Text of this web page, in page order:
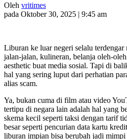
Oleh vritimes
pada Oktober 30, 2025 | 9:45 am
Liburan ke luar negeri selalu
jalan-jalan, kulineran, belanja oleh-
aesthetic buat media sosial. Tapi di
hal yang sering luput dari perhatian
alias scam.
Ya, bukan cuma di film atau video
tertipu di negara lain adalah hal yang
skema kecil seperti taksi dengan tarif
besar seperti pencurian data kartu
liburan impian bisa berubah jadi